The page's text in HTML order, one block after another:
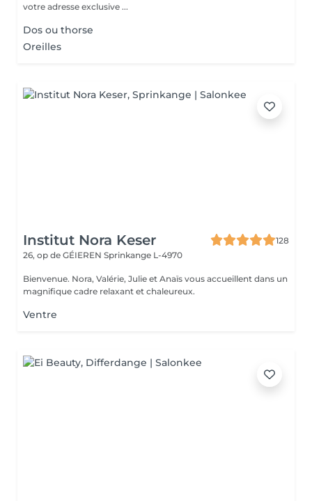
votre adresse exclusive ...
Dos ou thorse
Oreilles
Institut Nora Keser
128
26, op de GÉIEREN Sprinkange L-4970
Bienvenue. Nora, Valérie, Julie et Anaïs vous accueillent dans un
magnifique cadre relaxant et chaleureux.
Ventre